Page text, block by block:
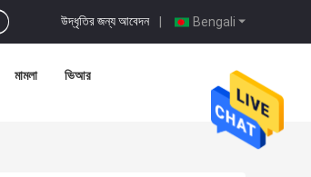
Bengali
উদ্ধৃতির জন্য আবেদন |
মামলা ভিআর